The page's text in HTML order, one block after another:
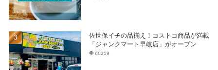
佐世保イチの品揃え！コストコ商品が満載
「ジャンクマート早岐店」がオープン
60359